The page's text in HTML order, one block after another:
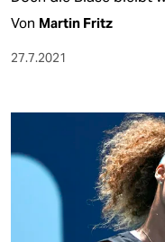
Von Martin Fritz
27.7.2021